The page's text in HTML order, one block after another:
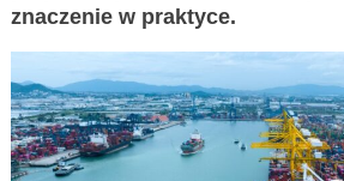
znaczenie w praktyce.